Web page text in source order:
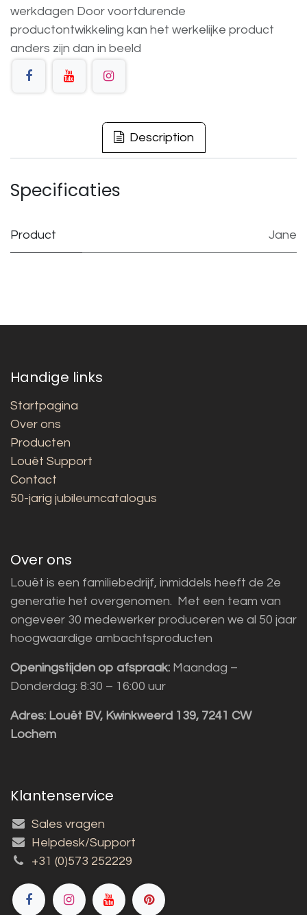
werkdagen Door voortdurende
productontwikkeling kan het werkelijke product
anders zijn dan in beeld
Description
Specificaties
Product Jane
Handige links
Startpagina
Over ons
Producten
Louët Support
Contact
50-jarig jubileumcatalogus
Over ons
Louët is een familiebedrijf, inmiddels heeft de 2e
generatie het overgenomen. Met een team van
ongeveer 30 medewerker produceren we al 50 jaar
hoogwaardige ambachtsproducten
Openingstijden op afspraak: Maandag –
Donderdag: 8:30 – 16:00 uur
Adres: Louët BV, Kwinkweerd 139, 7241 CW
Lochem
Klantenservice
Sales vragen
Helpdesk/Support
+31 (0)573 252229